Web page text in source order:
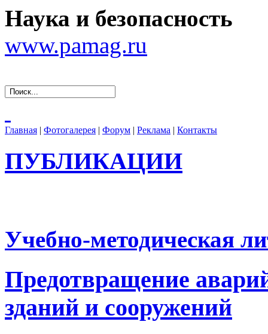
Наука и безопасность
www.pamag.ru
Главная | Фотогалерея | Форум | Реклама | Контакты
ПУБЛИКАЦИИ
Учебно-методическая
Предотвращение
зданий и сооружений